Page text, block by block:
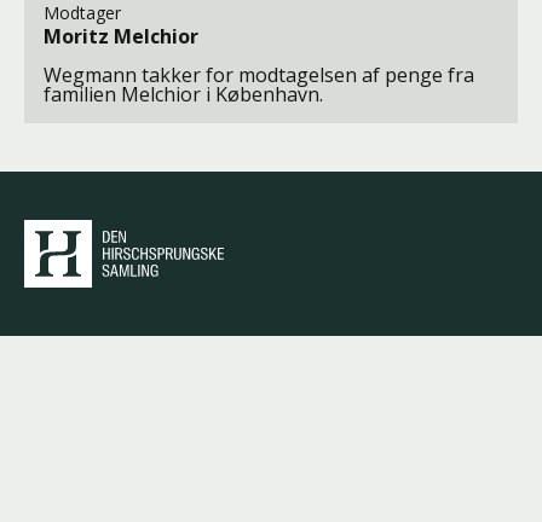
Modtager
Moritz Melchior
Wegmann takker for modtagelsen af penge fra
familien Melchior i København.
Samling